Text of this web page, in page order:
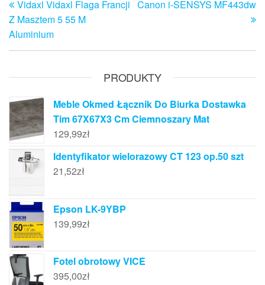
wpisu
wpisVidaxl Vidaxl Flaga Francji
Z Masztem 5 55 M
Aluminium
Canon i-SENSYS MF443dw
PRODUKTY
Meble Okmed Łącznik Do Biurka Dostawka
Tim 67X67X3 Cm Ciemnoszary Mat
129,99zł
Identyfikator wielorazowy CT 123 op.50 szt
21,52zł
Epson LK-9YBP
139,99zł
Fotel obrotowy VICE
395,00zł